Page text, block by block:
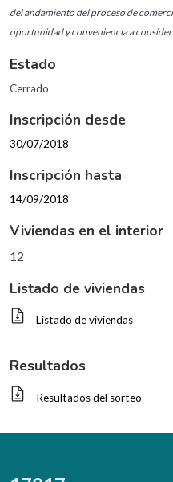
Estado
Cerrado
Inscripción desde
30/07/2018
Inscripción hasta
14/09/2018
Viviendas en el interior
12
Listado de viviendas
Listado de viviendas
Resultados
Resultados del sorteo
del andamiento del proceso de
oportunidad y conveniencia a